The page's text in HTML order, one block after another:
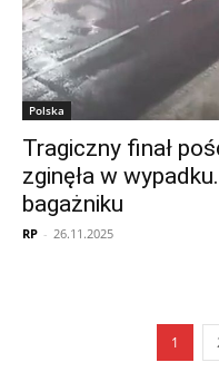
Polska
Tragiczny finał
zginęła w
bagażniku
RP - 26.11.2025
1